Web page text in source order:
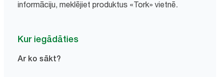
informāciju, meklējiet produktus «Tork» vietnē.
Kur iegādāties
Ar ko sākt?